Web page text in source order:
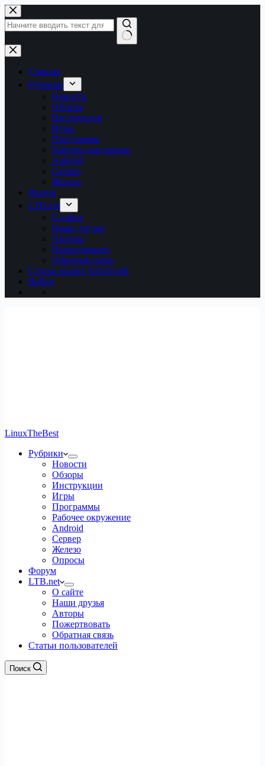
Перейти
к
сути
Ничего
не
найденоГлавная
Рубрики
Новости
Обзоры
Инструкции
Игры
Программы
Рабочее окружение
Android
Сервер
Железо
Форум
LTB.net
О сайте
Наши друзья
Авторы
Пожертвовать
Обратная связь
Статьи наших читателей
Войти
LinuxTheBest
Рубрики
Новости
Обзоры
Инструкции
Игры
Программы
Рабочее окружение
Android
Сервер
Железо
Опросы
Форум
LTB.net
О сайте
Наши друзья
Авторы
Пожертвовать
Обратная связь
Статьи пользователей
Поиск